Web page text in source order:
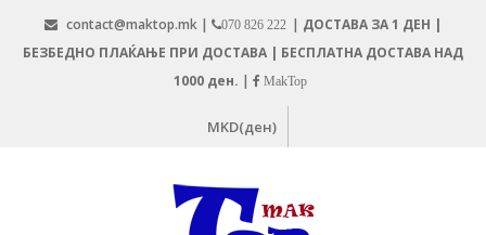
content
contact@maktop.mk | 070 826 222 | ДОСТАВА ЗА 1 ДЕН |
БЕЗБЕДНО ПЛАЌАЊЕ ПРИ ДОСТАВА | БЕСПЛАТНА ДОСТАВА НАД
1000 ден. | MakTop
MKD(ден)